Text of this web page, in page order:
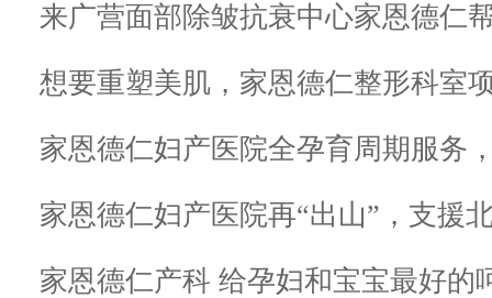
来广营面部除皱抗衰中心家恩德仁
想要重塑美肌，家恩德仁整形科室
家恩德仁妇产医院全孕育周期服务
家恩德仁妇产医院再“出山”，支援
家恩德仁产科 给孕妇和宝宝最好的